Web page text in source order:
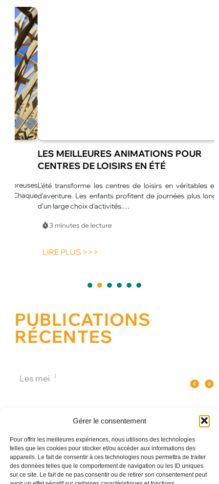
Gérer le consentement
Pour offrir les meilleures expériences, nous utilisons des technologies
telles que les cookies pour stocker et/ou accéder aux informations des
appareils. Le fait de consentir à ces technologies nous permettra de traiter
des données telles que le comportement de navigation ou les ID uniques
sur ce site. Le fait de ne pas consentir ou de retirer son consentement peut
LES MEILLEURES ANIMATIONS POUR
CENTRES DE LOISIRS EN ÉTÉ
L’été transforme les centres de loisirs en véritables espaces
d’aventure. Les enfants profitent de journées plus longues et
d’un large choix d’activités.…
3 minutes de lecture
LIRE PLUS >>>
PUBLICATIONS
RÉCENTES
Les meilleures animatio
Quel spectacle original pour un
événement d’entreprise à Paris ?
Pourquoi le verre influence le goût
du champagne ?